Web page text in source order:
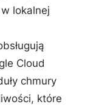
lokalnej
Cloud
chmury
które